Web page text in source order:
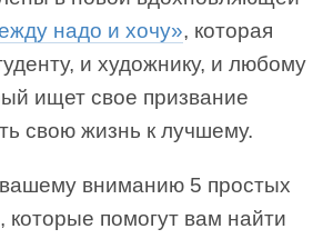
надо и хочу», которая
и художнику, и любому
ищет свое призвание
свою жизнь к лучшему.
вниманию 5 простых
которые помогут вам найти